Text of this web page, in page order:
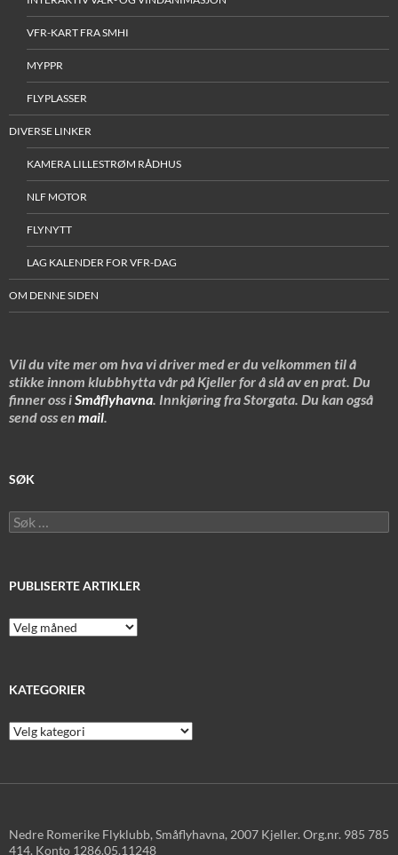
VFR-KART FRA SMHI
MYPPR
FLYPLASSER
DIVERSE LINKER
KAMERA LILLESTRØM RÅDHUS
NLF MOTOR
FLYNYTT
LAG KALENDER FOR VFR-DAG
OM DENNE SIDEN
Vil du vite mer om hva vi driver med er du velkommen til å
stikke innom klubbhytta vår på Kjeller for å slå av en prat. Du
finner oss iSmåflyhavna. Innkjøring fra Storgata. Du kan også
send oss en mail.
SØK
Søk
etter:
PUBLISERTE ARTIKLER
Publiserte
artikler
KATEGORIER
Kategorier
Nedre Romerike Flyklubb, Småflyhavna, 2007 Kjeller. Org.nr. 985 785
414. Konto 1286.05.11248